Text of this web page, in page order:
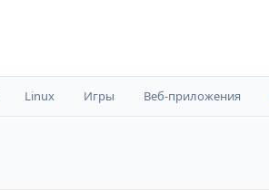
Linux Игры Веб-приложения